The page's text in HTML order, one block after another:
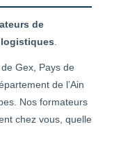
de
Gex, Pays de
de l’Ain
Nos formateurs
chez vous, quelle